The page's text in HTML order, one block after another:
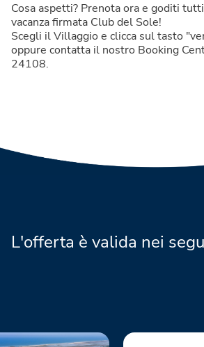
Cosa aspetti? Prenota ora e goditi
vacanza firmata Club del Sole!
Scegli il Villaggio e clicca sul tasto
oppure contatta il nostro Booking
24108.
L'offerta è valida nei